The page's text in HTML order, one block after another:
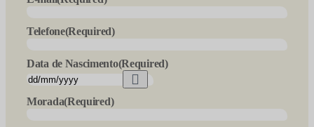
Telefone(Required)
Data de Nascimento(Required)
Morada(Required)